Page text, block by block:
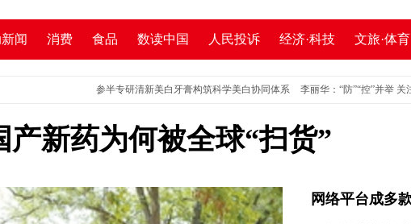
闻 消费 食品 数读中国 人民投诉 经济·科技 文旅·体育
参半专研清新美白牙膏构筑科学美白协同体系 李丽华：“防”“控”并举 关注高原
产新药为何被全球“扫货”
网络平台成多